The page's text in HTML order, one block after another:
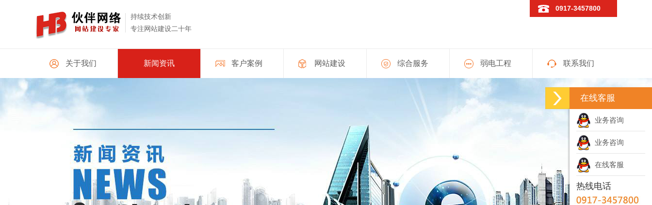
持续技术创新
专注网站建设二十年
0917-3457800
在线客服
业务咨询
业务咨询
在线客服
热线电话
关于我们 新闻资讯 客户案例 网站建设 综合服务 弱电工程 联系我们